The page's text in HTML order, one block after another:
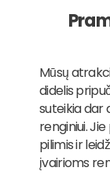
Mūsų
didelis
suteikia dar
renginiui.
pilimis ir
įvairioms